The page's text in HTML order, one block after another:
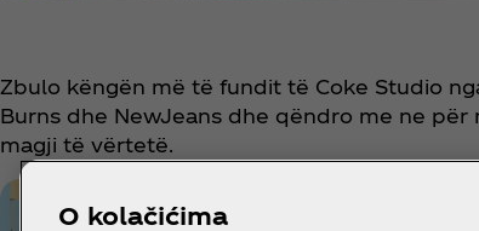
Zbulo këngën më të fundit të Coke Studio
Burns dhe NewJeans dhe qëndro me ne
magji të vërtetë.
O kolačićima